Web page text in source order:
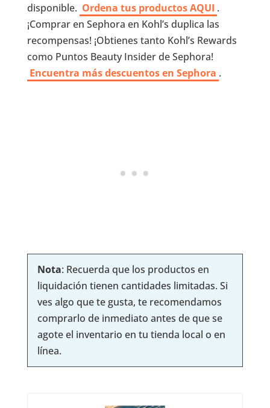
disponible. Ordena tus productos AQUI .
¡Comprar en Sephora en Kohl’s duplica las
recompensas! ¡Obtienes tanto Kohl’s Rewards
como Puntos Beauty Insider de Sephora!
Encuentra más descuentos en Sephora .
Nota: Recuerda que los productos en
liquidación tienen cantidades limitadas. Si
ves algo que te gusta, te recomendamos
comprarlo de inmediato antes de que se
agote el inventario en tu tienda local o en
línea.